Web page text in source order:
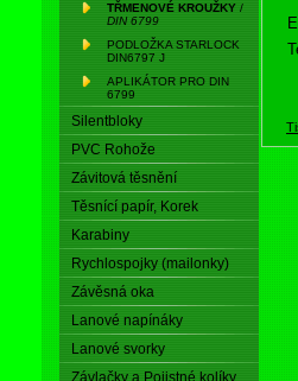
TŘMENOVÉ KROUŽKY /
DIN 6799
PODLOŽKA STARLOCK
DIN6797 J
APLIKÁTOR PRO DIN
6799
Silentbloky
PVC Rohože
Závitová těsnění
Těsnící papír, Korek
Karabiny
Rychlospojky (mailonky)
Závěsná oka
Lanové napínáky
Lanové svorky
Závlačky a Pojistné kolíky